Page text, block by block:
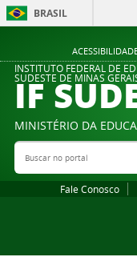
BRASIL
INSTITUTO FEDERAL DE
SUDESTE DE MINAS
IF
MINISTÉRIO DA
Buscar no portal
Fale Conosco